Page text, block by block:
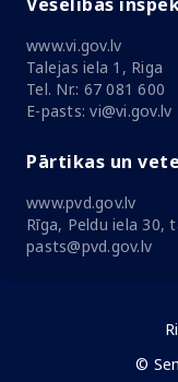
www.vi.gov.lv
Talejas iela 1, Riga
Tel. Nr.: 67 081 600
E-pasts: vi@vi.gov.lv
Pārtikas un
www.pvd.gov.lv
Rīga, Peldu iela 30,
pasts@pvd.gov.lv
©